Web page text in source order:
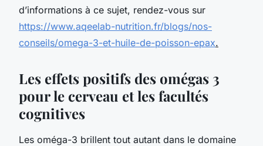
d’informations à ce sujet, rendez-vous sur
https://www.aqeelab-nutrition.fr/blogs/nos-
conseils/omega-3-et-huile-de-poisson-epax.
Les effets positifs des omégas 3
pour le cerveau et les facultés
cognitives
Les oméga-3 brillent tout autant dans le domaine